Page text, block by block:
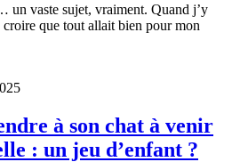
un vaste sujet, vraiment. Quand j’y
croire que tout allait bien pour mon
à son chat à venir
: un jeu d’enfant ?